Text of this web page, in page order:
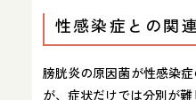
性感染症との関
膀胱炎の原因菌が性感染
が、症状だけでは分別が難